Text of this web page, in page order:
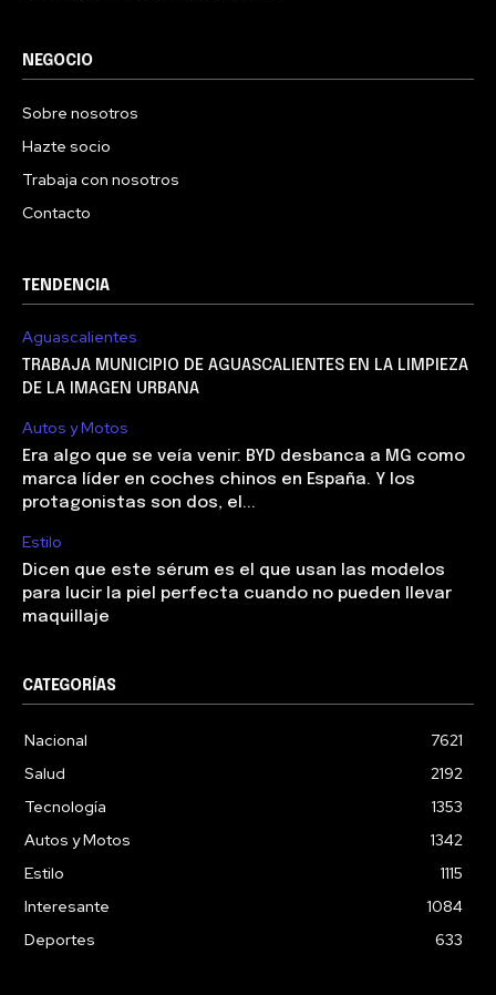
NEGOCIO
Sobre nosotros
Hazte socio
Trabaja con nosotros
Contacto
TENDENCIA
Aguascalientes
TRABAJA MUNICIPIO DE AGUASCALIENTES EN LA LIMPIEZA
DE LA IMAGEN URBANA
Autos y Motos
Era algo que se veía venir: BYD desbanca a MG como
marca líder en coches chinos en España. Y los
protagonistas son dos, el...
Estilo
Dicen que este sérum es el que usan las modelos
para lucir la piel perfecta cuando no pueden llevar
maquillaje
CATEGORÍAS
Nacional
7621
Salud
2192
Tecnología
1353
Autos y Motos
1342
Estilo
1115
Interesante
1084
Deportes
633